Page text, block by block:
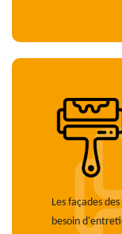
Les façades
besoin